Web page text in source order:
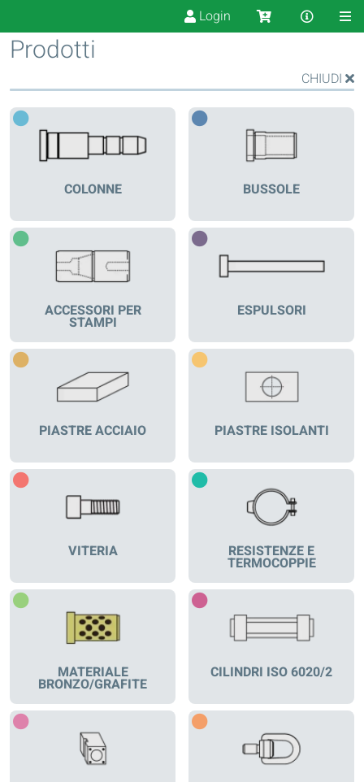
Login
Prodotti
CHIUDI
COLONNE BUSSOLE
ACCESSORI PER
STAMPI
ESPULSORI
PIASTRE ACCIAIO PIASTRE ISOLANTI
VITERIA RESISTENZE E
TERMOCOPPIE
MATERIALE
BRONZO/GRAFITE
CILINDRI ISO 6020/2